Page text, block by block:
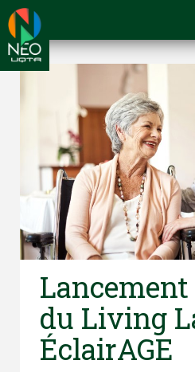
du Living
ÉclairAGE